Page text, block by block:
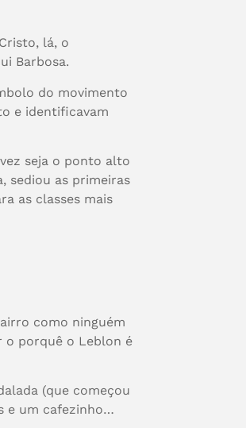
lá, o
Barbosa.
do movimento
e identificavam
seja o ponto alto
sediou as primeiras
as classes mais
como ninguém
o porquê o Leblon é
(que começou
e um cafezinho…